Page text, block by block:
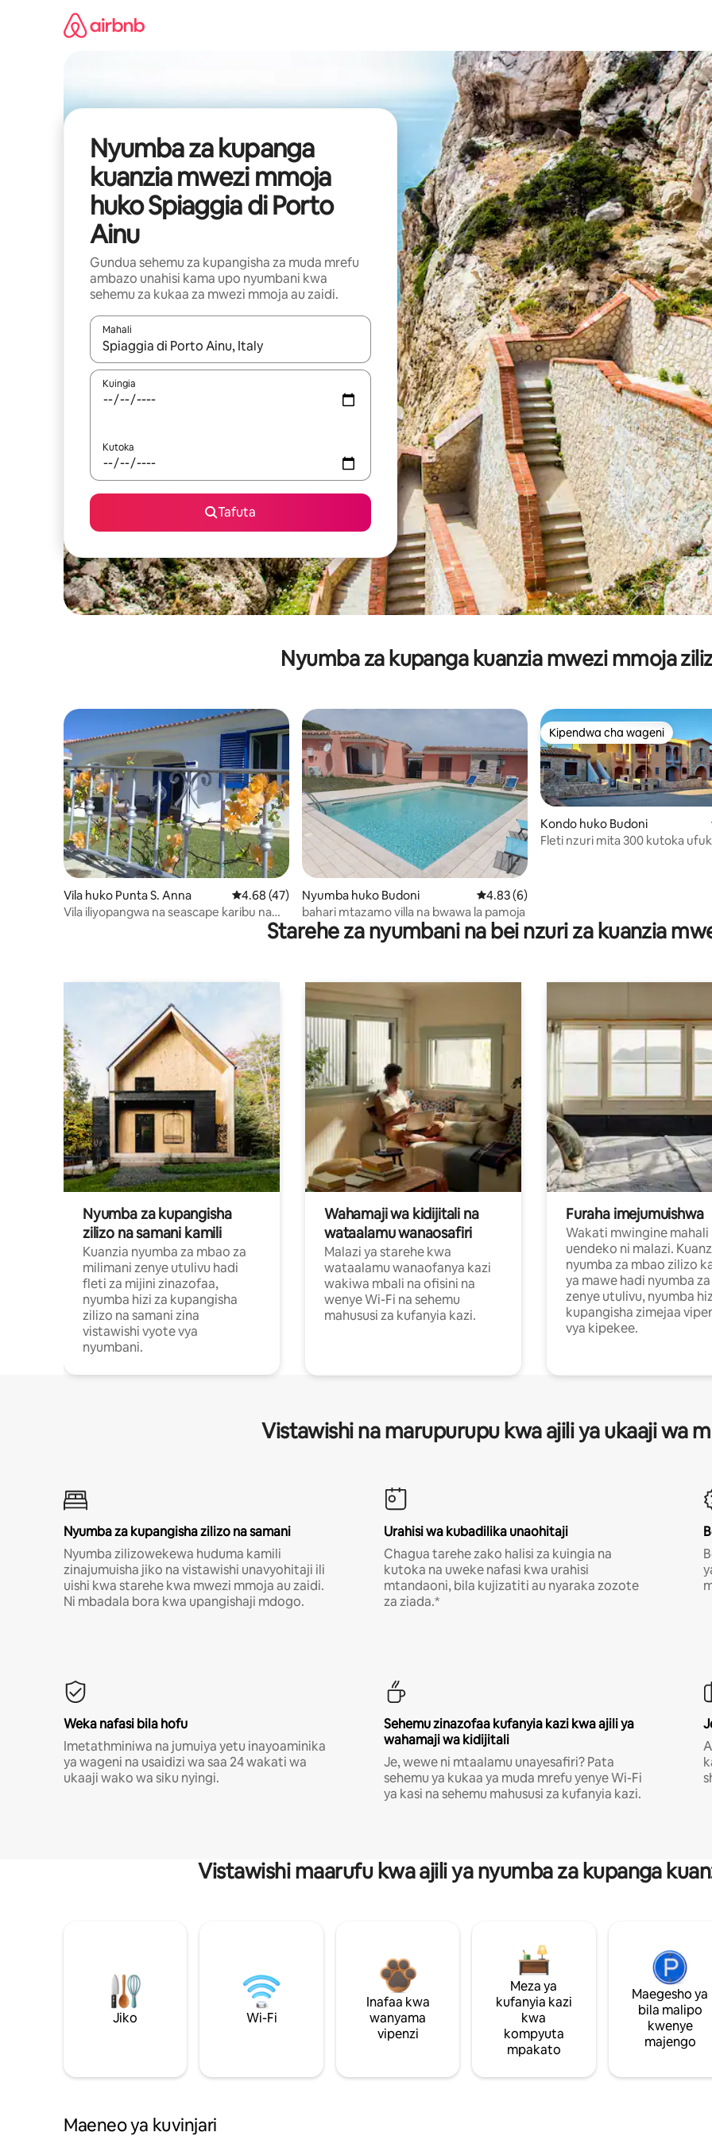
Nyumba za kupanga
kuanzia mwezi mmoja
huko Spiaggia di Porto
Ainu
Gundua sehemu za kupangisha za muda mrefu
ambazo unahisi kama upo nyumbani kwa
sehemu za kukaa za mwezi mmoja au zaidi.
Mahali
Wakati matokeo yanapatikana, vinjari kwa kutumia vitufe vya vishale vya juu na chini au uchunguze kwa kugusa au
Kuingia
Kutoka
Tafuta
Nyumba za kupanga kuanzia mwezi mmoja
Vila huko Punta S. Anna Ukadiriaji wa wastani wa 4.68 kati ya 5, tathmini 47
4.68 (47)
Vila iliyopangwa na seascape karibu na
Nyumba huko Budoni Ukadiriaji wa wastani wa 4.83 kati ya 5,
4.83 (6)
bahari mtazamo villa na bwawa la pamoja
Kipendwa cha wageni
Kipendwa cha wageni
Kondo huko Budoni
Fleti nzuri mita 300 kutoka
Starehe za nyumbani na bei nzuri za kuanzia
Nyumba za kupangisha
zilizo na samani kamili
Kuanzia nyumba za mbao za
milimani zenye utulivu hadi
fleti za mijini zinazofaa,
nyumba hizi za kupangisha
zilizo na samani zina
vistawishi vyote vya
nyumbani.
Wahamaji wa kidijitali na
wataalamu wanaosafiri
Malazi ya starehe kwa
wataalamu wanaofanya kazi
wakiwa mbali na ofisini na
wenye Wi-Fi na sehemu
mahususi za kufanyia kazi.
Furaha imejumuishwa
Wakati mwingine mahali
uendeko ni malazi.
nyumba za mbao zilizo
ya mawe hadi nyumba
zenye utulivu, nyumba
kupangisha zimejaa
vya kipekee.
Vistawishi na marupurupu kwa ajili ya ukaaji wa
Nyumba za kupangisha zilizo na samani
Nyumba zilizowekewa huduma kamili
zinajumuisha jiko na vistawishi unavyohitaji ili
uishi kwa starehe kwa mwezi mmoja au zaidi.
Ni mbadala bora kwa upangishaji mdogo.
Urahisi wa kubadilika unaohitaji
Chagua tarehe zako halisi za kuingia na
kutoka na uweke nafasi kwa urahisi
mtandaoni, bila kujizatiti au nyaraka zozote
za ziada.*
Weka nafasi bila hofu
Imetathminiwa na jumuiya yetu inayoaminika
ya wageni na usaidizi wa saa 24 wakati wa
ukaaji wako wa siku nyingi.
Sehemu zinazofaa kufanyia kazi kwa ajili ya
wahamaji wa kidijitali
Je, wewe ni mtaalamu unayesafiri? Pata
sehemu ya kukaa ya muda mrefu yenye Wi-Fi
ya kasi na sehemu mahususi za kufanyia kazi.
Vistawishi maarufu kwa ajili ya nyumba za kupanga
Jiko Wi-Fi
Inafaa kwa
wanyama
vipenzi
Meza ya
kufanyia kazi
kwa
kompyuta
mpakato
Maegesho ya
bila malipo
kwenye
majengo
Maeneo ya kuvinjari